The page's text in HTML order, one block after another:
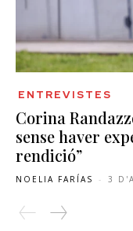
ENTREVISTES
Corina
sense haver
rendició”
NOELIA FARÍAS - 3